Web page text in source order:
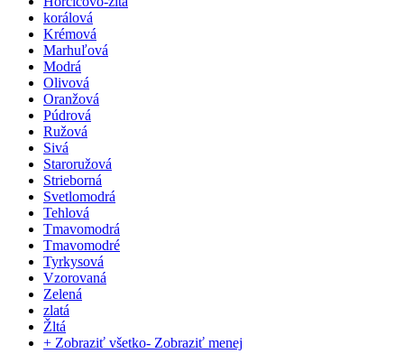
korálová
Krémová
Marhuľová
Modrá
Olivová
Oranžová
Púdrová
Ružová
Sivá
Staroružová
Strieborná
Svetlomodrá
Tehlová
Tmavomodrá
Tmavomodré
Tyrkysová
Vzorovaná
Zelená
zlatá
Žltá
+ Zobraziť všetko- Zobraziť menej